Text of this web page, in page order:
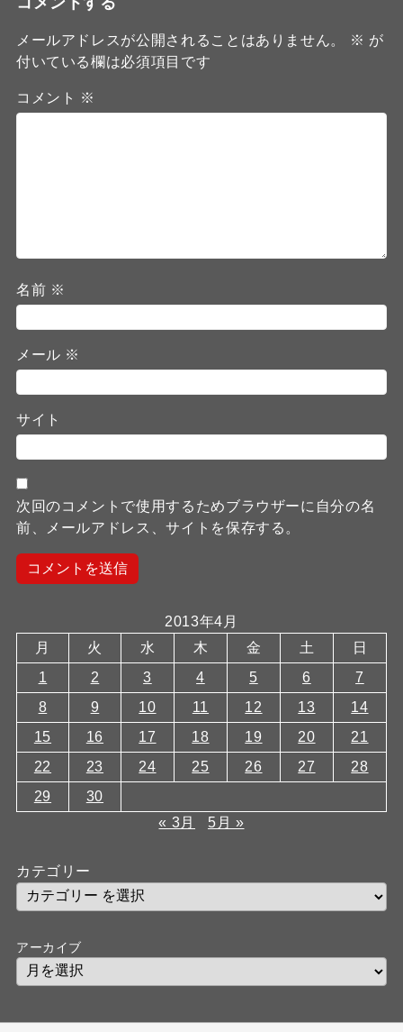
メールアドレスが公開されることはありません。 ※ が
付いている欄は必須項目です
コメント ※
名前 ※
メール ※
サイト
次回のコメントで使用するためブラウザーに自分の名
前、メールアドレス、サイトを保存する。
2013年4月
月
火 水 木 金 土
日
1
2 3 4 5 6
7
8
9 10 11 12 13
14
15
16 17 18 19 20
21
22
23 24 25 26 27
28
29
30
« 3月
5月 »
カテゴリー
アーカイブ